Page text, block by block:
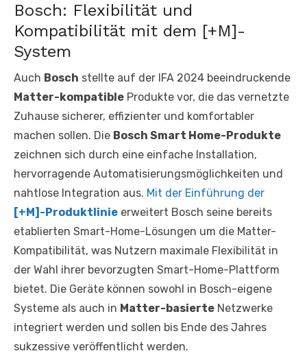
Bosch: Flexibilität und
Kompatibilität mit dem [+M]-
System
Auch Bosch stellte auf der IFA 2024 beeindruckende
Matter-kompatible Produkte vor, die das vernetzte
Zuhause sicherer, effizienter und komfortabler
machen sollen. Die Bosch Smart Home-Produkte
zeichnen sich durch eine einfache Installation,
hervorragende Automatisierungsmöglichkeiten und
nahtlose Integration aus. Mit der Einführung der
[+M]-Produktlinie erweitert Bosch seine bereits
etablierten Smart-Home-Lösungen um die Matter-
Kompatibilität, was Nutzern maximale Flexibilität in
der Wahl ihrer bevorzugten Smart-Home-Plattform
bietet. Die Geräte können sowohl in Bosch-eigene
Systeme als auch in Matter-basierte Netzwerke
integriert werden und sollen bis Ende des Jahres
sukzessive veröffentlicht werden.